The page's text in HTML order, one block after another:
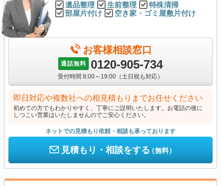
遺品整理 生前整理
特殊清掃
部屋片付け
空き家・ゴミ屋敷片付け
お客様相談窓口
通話無料 0120-905-734
受付時間 8:00～19:00（土日祝も対応）
即日対応や複数社への相見積もりまでお任せください
初めての方でもわかりやすく、丁寧にご説明いたします。お電話の後に
しつこい営業はいたしませんのでご安心ください。
ネットでの見積もり依頼・相談も承っております
見積もり・相談をする（無料）